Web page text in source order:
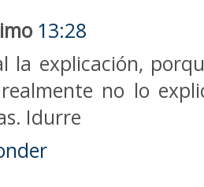
13:28
la explicación,
no lo
Idurre